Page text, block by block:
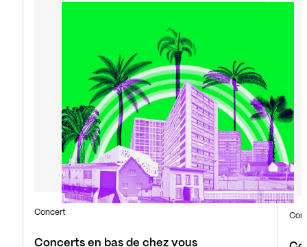
Concerts en bas de chez vous
Concert